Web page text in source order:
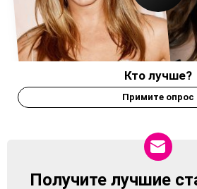
Кто лучше?
Примите опрос
NEWSLETTER
Получите лучшие